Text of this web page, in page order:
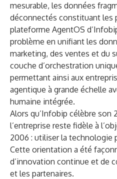
mesurable, les données
déconnectés constituant les
plateforme AgentOS
problème en unifiant les
marketing, des ventes et du
couche d’orchestration
permettant ainsi aux
agentique à grande échelle
humaine intégrée.
Alors qu’Infobip célèbre son
l’entreprise reste fidèle à
2006 : utiliser la technologie
Cette orientation a été
d’innovation continue et de
et les partenaires.